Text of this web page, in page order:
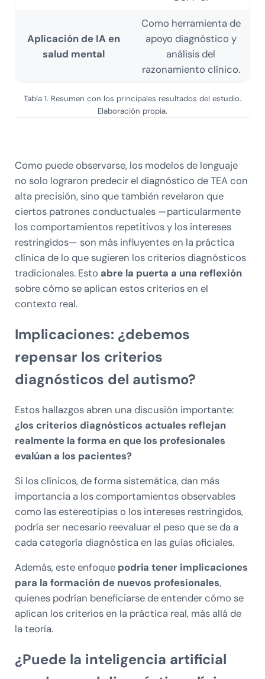
Aplicación de IA en
salud mental
Como herramienta de
apoyo diagnóstico y
análisis del
razonamiento clínico.
Tabla 1. Resumen con los principales resultados del estudio.
Elaboración propia.
Como puede observarse, los modelos de lenguaje
no solo lograron predecir el diagnóstico de TEA con
alta precisión, sino que también revelaron que
ciertos patrones conductuales —particularmente
los comportamientos repetitivos y los intereses
restringidos— son más influyentes en la práctica
clínica de lo que sugieren los criterios diagnósticos
tradicionales. Esto abre la puerta a una reflexión
sobre cómo se aplican estos criterios en el
contexto real.
Implicaciones: ¿debemos
repensar los criterios
diagnósticos del autismo?
Estos hallazgos abren una discusión importante:
¿los criterios diagnósticos actuales reflejan
realmente la forma en que los profesionales
evalúan a los pacientes?
Si los clínicos, de forma sistemática, dan más
importancia a los comportamientos observables
como las estereotipias o los intereses restringidos,
podría ser necesario reevaluar el peso que se da a
cada categoría diagnóstica en las guías oficiales.
Además, este enfoque podría tener implicaciones
para la formación de nuevos profesionales,
quienes podrían beneficiarse de entender cómo se
aplican los criterios en la práctica real, más allá de
la teoría.
¿Puede la inteligencia artificial